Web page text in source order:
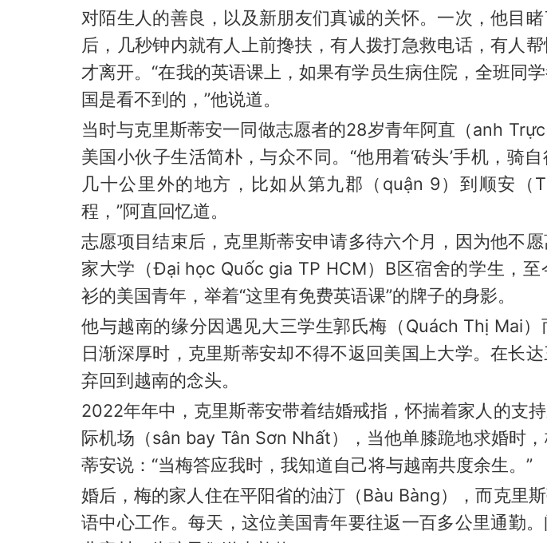
对陌生人的善良，以及新朋友们真诚的关怀。一次，他目
后，几秒钟内就有人上前搀扶，有人拨打急救电话，有人
才离开。“在我的英语课上，如果有学员生病住院，全班同
国是看不到的，”他说道。
当时与克里斯蒂安一同做志愿者的28岁青年阿直（anh
美国小伙子生活简朴，与众不同。“他用着‘砖头’手机，骑
几十公里外的地方，比如从第九郡（quận 9）到顺安（
程，”阿直回忆道。
志愿项目结束后，克里斯蒂安申请多待六个月，因为他不
家大学（Đại học Quốc gia TP HCM）B区宿舍的学生，
衫的美国青年，举着“这里有免费英语课”的牌子的身影。
他与越南的缘分因遇见大三学生郭氏梅（Quách Thị Mai
日渐深厚时，克里斯蒂安却不得不返回美国上大学。在长
弃回到越南的念头。
2022年年中，克里斯蒂安带着结婚戒指，怀揣着家人的支
际机场（sân bay Tân Sơn Nhất），当他单膝跪地求婚时
蒂安说：“当梅答应我时，我知道自己将与越南共度余生。”
婚后，梅的家人住在平阳省的油汀（Bàu Bàng），而克里
语中心工作。每天，这位美国青年要往返一百多公里通勤